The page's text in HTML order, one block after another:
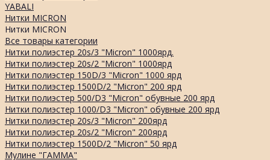
YABALI
Нитки MICRON
Нитки MICRON
Все товары категории
Нитки полиэстер 20s/3 "Micron" 1000ярд.
Нитки полиэстер 20s/2 "Micron" 1000ярд
Нитки полиэстер 150D/3 "Micron" 1000 ярд
Нитки полиэстер 1500D/2 "Micron" 200 ярд
Нитки полиэстер 500/D3 "Micron" обувные 200 ярд
Нитки полиэстер 1000/D3 "Micron" обувные 200 ярд
Нитки полиэстер 20s/3 "Micron" 200ярд
Нитки полиэстер 20s/2 "Micron" 200ярд
Нитки полиэстер 1500D/2 "Micron" 50 ярд
Мулине "ГАММА"